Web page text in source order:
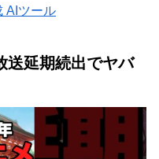
AIツール
送延期続出でヤバ